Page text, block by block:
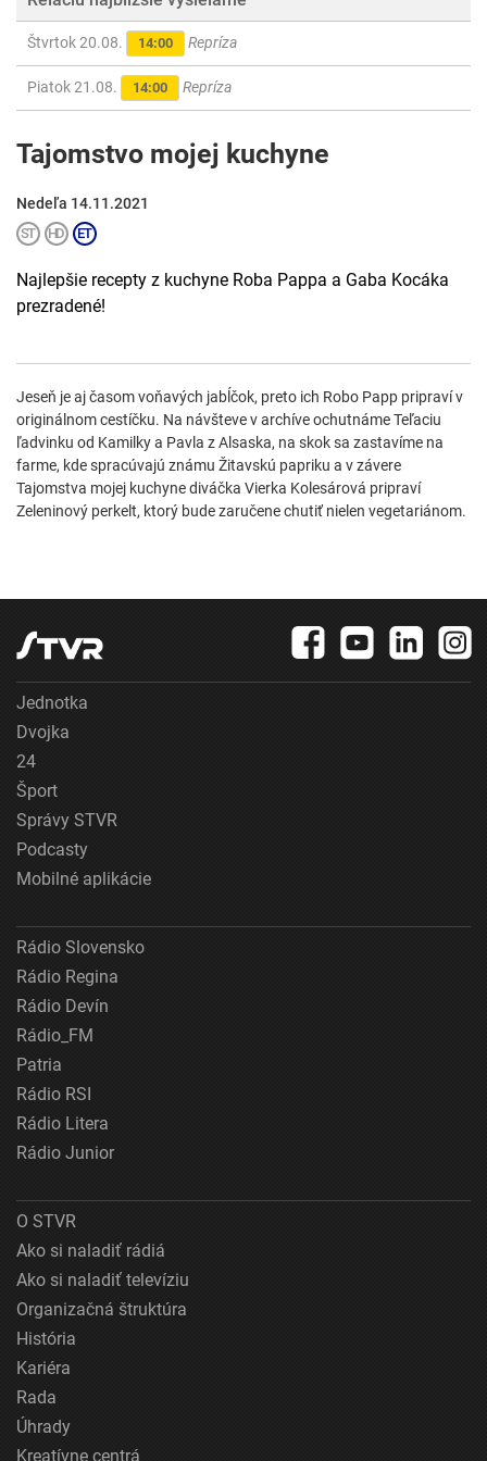
Štvrtok 20.08. 14:00 Repríza
Piatok 21.08. 14:00 Repríza
Tajomstvo mojej kuchyne
Nedeľa 14.11.2021
Najlepšie recepty z kuchyne Roba Pappa a Gaba Kocáka
prezradené!
Jeseň je aj časom voňavých jabĺčok, preto ich Robo Papp pripraví v
originálnom cestíčku. Na návšteve v archíve ochutnáme Teľaciu
ľadvinku od Kamilky a Pavla z Alsaska, na skok sa zastavíme na
farme, kde spracúvajú známu Žitavskú papriku a v závere
Tajomstva mojej kuchyne diváčka Vierka Kolesárová pripraví
Zeleninový perkelt, ktorý bude zaručene chutiť nielen vegetariánom.
Jednotka
Dvojka
24
Šport
Správy STVR
Podcasty
Mobilné aplikácie
Rádio Slovensko
Rádio Regina
Rádio Devín
Rádio_FM
Patria
Rádio RSI
Rádio Litera
Rádio Junior
O STVR
Ako si naladiť rádiá
Ako si naladiť televíziu
Organizačná štruktúra
História
Kariéra
Rada
Úhrady
Kreatívne centrá